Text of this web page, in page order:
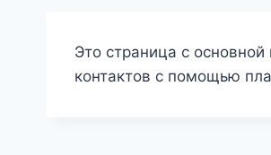
Это страница с
контактов с помощью